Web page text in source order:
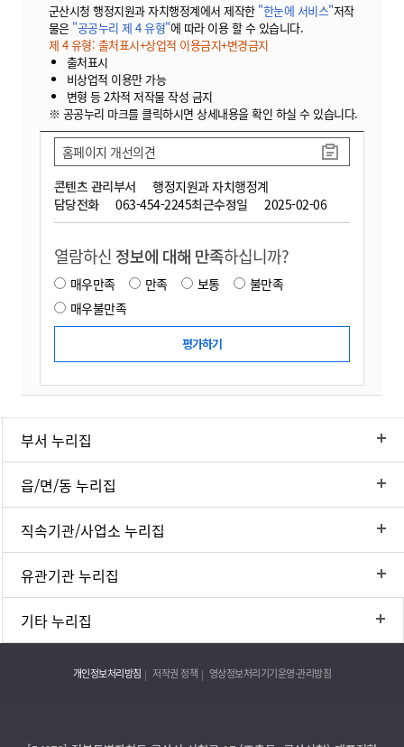
군산시청 행정지원과 자치행정계에서 제작한 "한눈에 서비스"저작
물은 "공공누리 제 4 유형"에 따라 이용 할 수 있습니다.
제 4 유형: 출처표시+상업적 이용금지+변경금지
출처표시
비상업적 이용만 가능
변형 등 2차적 저작물 작성 금지
※ 공공누리 마크를 클릭하시면 상세내용을 확인 하실 수 있습니다.
콘텐츠 관리부서
행정지원과 자치행정계
담당전화
063-454-2245최근수정일 2025-02-06
홈페이지 개선의견
열람하신 정보에 대해 만족하십니까?
매우만족 만족 보통
불만족
매우불만족
부서 누리집
읍/면/동 누리집
직속기관/사업소 누리집
유관기관 누리집
기타 누리집
개인정보처리방침 저작권 정책 영상정보처리기기운영·관리방침